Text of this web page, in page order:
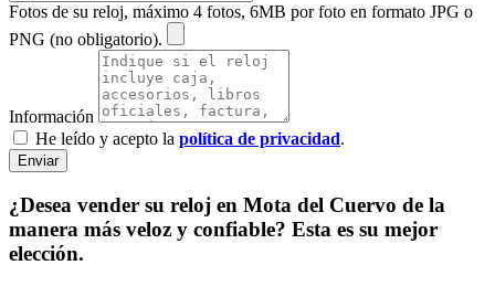
Fotos de su reloj, máximo 4 fotos, 6MB por foto en formato JPG o
PNG (no obligatorio).
Información
He leído y acepto la política de privacidad.
Enviar
¿Desea vender su reloj en Mota del Cuervo de la
manera más veloz y confiable? Esta es su mejor
elección.